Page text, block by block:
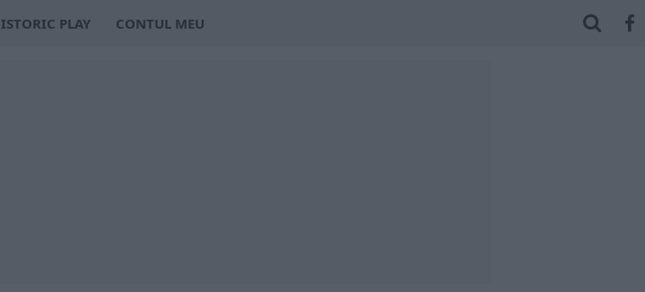
ISTORIC PLAY CONTUL MEU